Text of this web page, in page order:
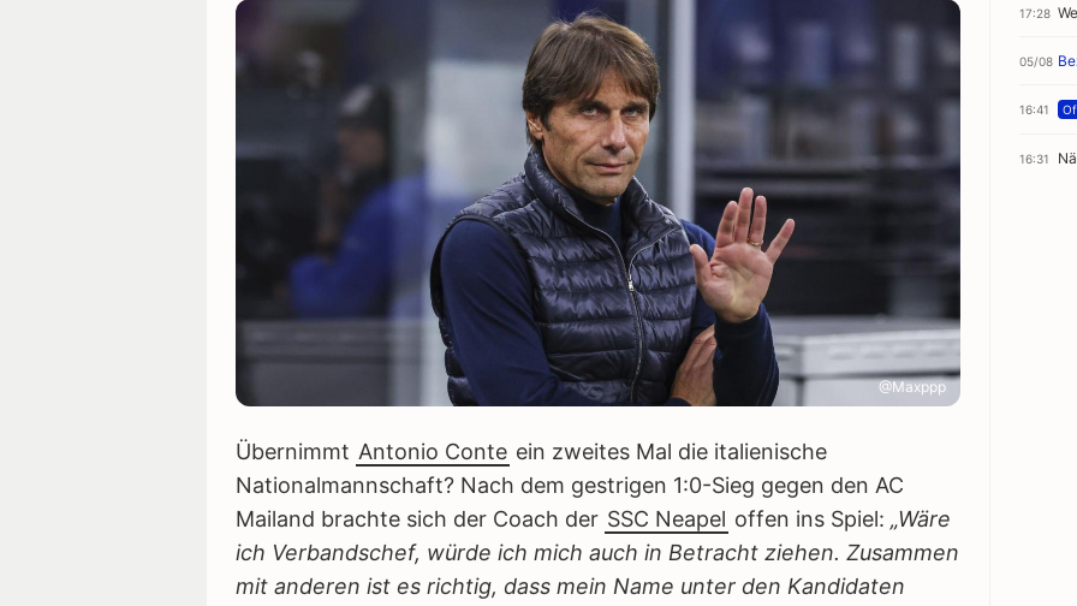
@Maxppp
Übernimmt Antonio Conte ein zweites Mal die italienische
Nationalmannschaft? Nach dem gestrigen 1:0-Sieg gegen den AC
Mailand brachte sich der Coach der SSC Neapel offen ins Spiel: „Wäre
ich Verbandschef, würde ich mich auch in Betracht ziehen. Zusammen
mit anderen ist es richtig, dass mein Name unter den Kandidaten
17:28
05/08
16:41
16:31